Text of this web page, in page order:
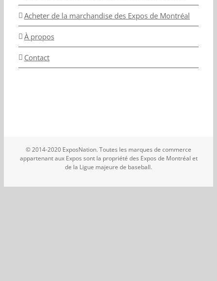
Acheter de la marchandise des Expos de Montréal
À propos
Contact
© 2014-2020 ExposNation. Toutes les marques de commerce
appartenant aux Expos sont la propriété des Expos de Montréal et
de la Ligue majeure de baseball.